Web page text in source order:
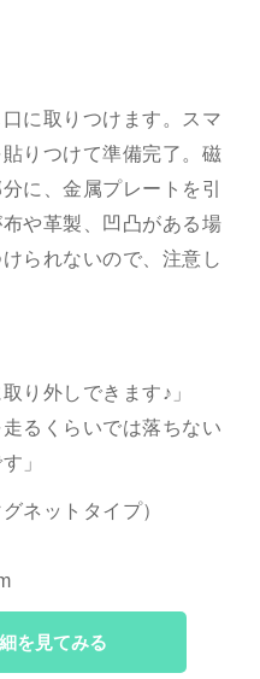
に取りつけます。スマ
りつけて準備完了。磁
に、金属プレートを引
や革製、凹凸がある場
られないので、注意し
り外しできます♪」
るくらいでは落ちない
」
ネットタイプ）
を見てみる